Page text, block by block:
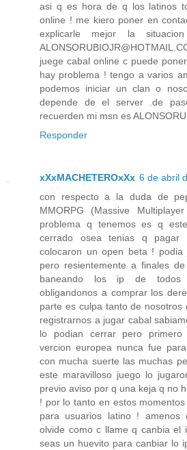
asi q es hora de q los latinos
online ! me kiero poner en
explicarle mejor la
juege cabal online c puede
hay problema ! tengo a varios
podemos iniciar un clan o
depende de el server .de
recuerden mi msn es
Responder
xXxMACHETEROxXx 6 de abril
con respecto a la duda de
MMORPG (Massive
problema q tenemos es q
cerrado osea tenias q pagar
colocaron un open beta ! podia
pero resientemente a finales
baneando los ip de todos
obligandonos a comprar los
parte es culpa tanto de
registrarnos a jugar cabal
lo podian cerrar pero
vercion europea nunca fue
con mucha suerte las muchas
este maravilloso juego lo
previo aviso por q una keja q no
! por lo tanto en estos
para usuarios latino !
olvide como c llame q canbia el
seas un huevito para canbiar lo